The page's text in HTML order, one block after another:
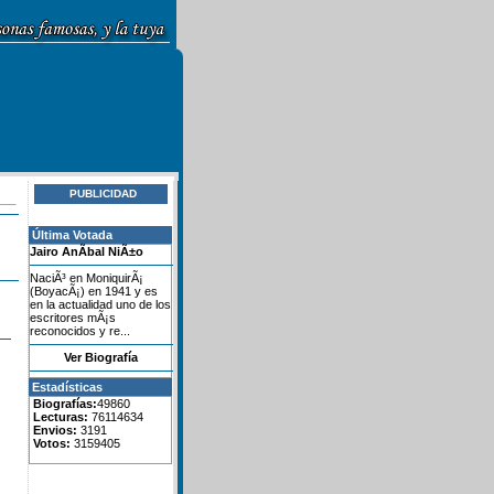
PUBLICIDAD
Última Votada
Jairo AnÃ­bal NiÃ±o
NaciÃ³ en MoniquirÃ¡
(BoyacÃ¡) en 1941 y es
en la actualidad uno de los
escritores mÃ¡s
reconocidos y re...
Ver Biografía
Estadísticas
Biografías:49860
Lecturas: 76114634
Envios: 3191
Votos: 3159405